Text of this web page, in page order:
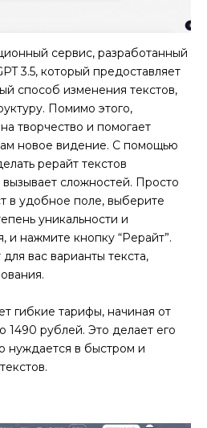
сервис, разработанный
3.5, который предоставляет
способ изменения текстов,
Помимо этого,
творчество и помогает
новое видение. С помощью
рерайт текстов
сложностей. Просто
в удобное поле, выберите
уникальности и
и нажмите кнопку “Рерайт”.
вас варианты текста,
гибкие тарифы, начиная от
1490 рублей. Это делает его
нуждается в быстром и